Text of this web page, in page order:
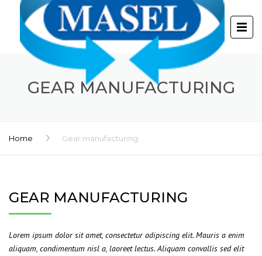
GEAR MANUFACTURING
Home Gear manufacturing
GEAR MANUFACTURING
Lorem ipsum dolor sit amet, consectetur adipiscing elit. Mauris a enim
aliquam, condimentum nisl a, laoreet lectus. Aliquam convallis sed elit